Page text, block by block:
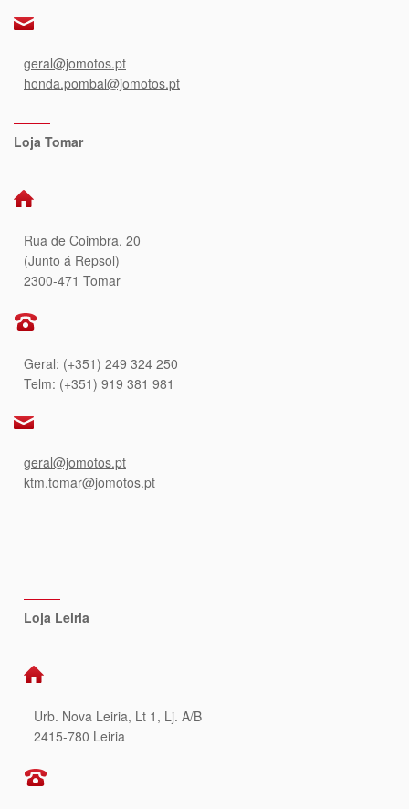
geral@jomotos.pt
honda.pombal@jomotos.pt
Loja Tomar
Rua de Coimbra, 20
(Junto á Repsol)
2300-471 Tomar
Geral: (+351) 249 324 250
Telm: (+351) 919 381 981
geral@jomotos.pt
ktm.tomar@jomotos.pt
Loja Leiria
Urb. Nova Leiria, Lt 1, Lj. A/B
2415-780 Leiria